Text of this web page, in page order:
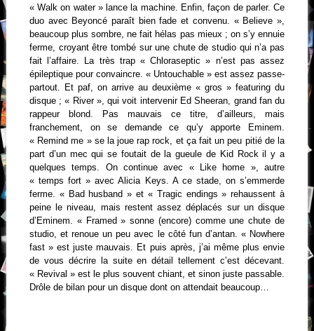
« Walk on water » lance la machine. Enfin, façon de parler. Ce
duo avec Beyoncé paraît bien fade et convenu. « Believe »,
beaucoup plus sombre, ne fait hélas pas mieux ; on s’y ennuie
ferme, croyant être tombé sur une chute de studio qui n’a pas
fait l’affaire. La très trap « Chloraseptic » n’est pas assez
épileptique pour convaincre. « Untouchable » est assez passe-
partout. Et paf, on arrive au deuxième « gros » featuring du
disque ; « River », qui voit intervenir Ed Sheeran, grand fan du
rappeur blond. Pas mauvais ce titre, d’ailleurs, mais
franchement, on se demande ce qu’y apporte Eminem.
« Remind me » se la joue rap rock, et ça fait un peu pitié de la
part d’un mec qui se foutait de la gueule de Kid Rock il y a
quelques temps. On continue avec « Like home », autre
« temps fort » avec Alicia Keys. A ce stade, on s’emmerde
ferme. « Bad husband » et « Tragic endings » rehaussent à
peine le niveau, mais restent assez déplacés sur un disque
d’Eminem. « Framed » sonne (encore) comme une chute de
studio, et renoue un peu avec le côté fun d’antan. « Nowhere
fast » est juste mauvais. Et puis après, j’ai même plus envie
de vous décrire la suite en détail tellement c’est décevant.
« Revival » est le plus souvent chiant, et sinon juste passable.
Drôle de bilan pour un disque dont on attendait beaucoup…